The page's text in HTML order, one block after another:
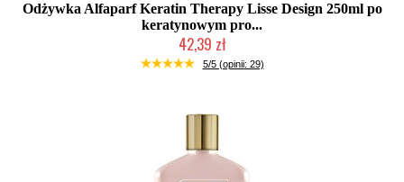
Odżywka Alfaparf Keratin Therapy Lisse Design 250ml po
keratynowym pro...
42,39 zł
Duża ilość (wysyłka w 24h)
5/5 (opinii: 29)